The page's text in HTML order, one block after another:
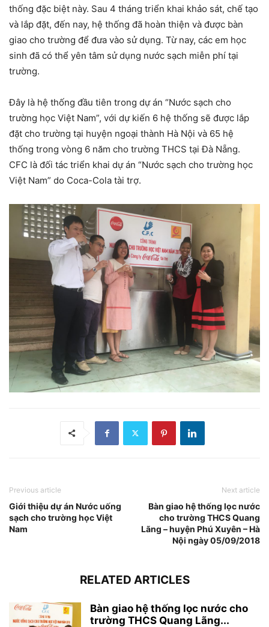
thống đặc biệt này. Sau 4 tháng triển khai khảo sát, chế tạo
và lắp đặt, đến nay, hệ thống đã hoàn thiện và được bàn
giao cho trường để đưa vào sử dụng. Từ nay, các em học
sinh đã có thể yên tâm sử dụng nước sạch miễn phí tại
trường.
Đây là hệ thống đầu tiên trong dự án “Nước sạch cho
trường học Việt Nam”, với dự kiến 6 hệ thống sẽ được lắp
đặt cho trường tại huyện ngoại thành Hà Nội và 65 hệ
thống trong vòng 6 năm cho trường THCS tại Đà Nẵng.
CFC là đối tác triển khai dự án “Nước sạch cho trường học
Việt Nam” do Coca-Cola tài trợ.
Previous article
Giới thiệu dự án Nước uống
sạch cho trường học Việt
Nam
Next article
Bàn giao hệ thống lọc nước
cho trường THCS Quang
Lãng – huyện Phú Xuyên – Hà
Nội ngày 05/09/2018
RELATED ARTICLES
Bàn giao hệ thống lọc nước cho
trường THCS Quang Lãng...